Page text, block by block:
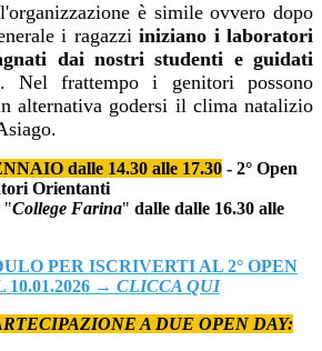
è simile ovvero dopo
i ragazziiniziano i laboratori
dai nostri studenti e guidati
. Nel frattempo i genitori possono
alternativa godersi il clima natalizio
dalle 14.30 alle 17.30 - 2° Open
Orientanti
"College Farina" dalle dalle 16.30 alle
PER ISCRIVERTI AL 2° OPEN
10.01.2026 → CLICCA QUI
A DUE OPEN DAY: